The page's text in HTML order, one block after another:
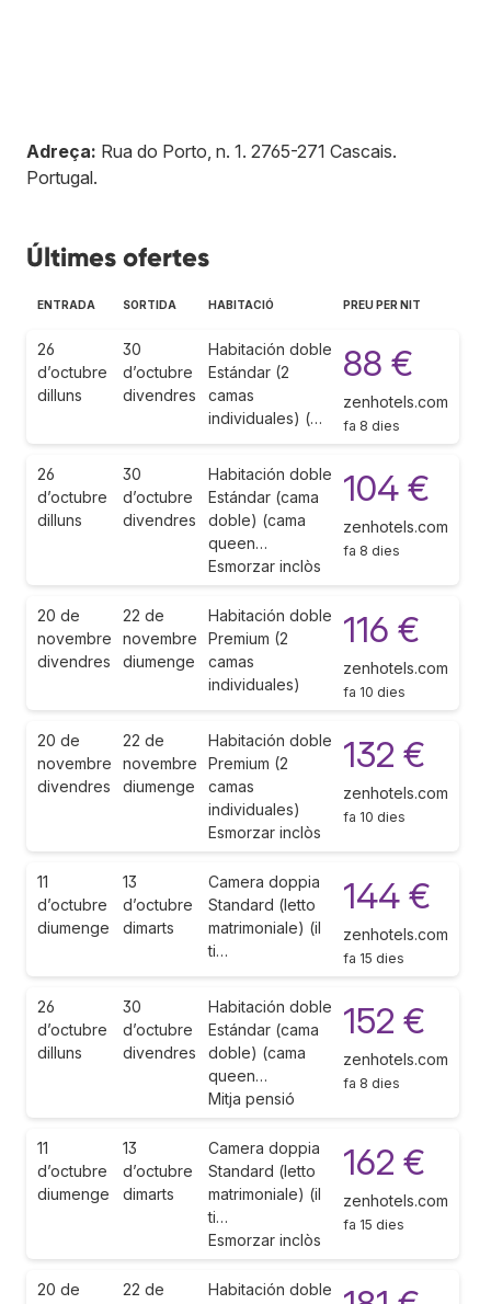
Adreça: Rua do Porto, n. 1. 2765-271 Cascais.
Portugal.
Últimes ofertes
ENTRADA SORTIDA HABITACIÓ PREU PER NIT
26
d’octubre
dilluns
30
d’octubre
divendres
Habitación doble
Estándar (2
camas
individuales) (…
88 €
zenhotels.com
fa 8 dies
26
d’octubre
dilluns
30
d’octubre
divendres
Habitación doble
Estándar (cama
doble) (cama
queen…
Esmorzar inclòs
104 €
zenhotels.com
fa 8 dies
20 de
novembre
divendres
22 de
novembre
diumenge
Habitación doble
Premium (2
camas
individuales)
116 €
zenhotels.com
fa 10 dies
20 de
novembre
divendres
22 de
novembre
diumenge
Habitación doble
Premium (2
camas
individuales)
Esmorzar inclòs
132 €
zenhotels.com
fa 10 dies
11
d’octubre
diumenge
13
d’octubre
dimarts
Camera doppia
Standard (letto
matrimoniale) (il
ti…
144 €
zenhotels.com
fa 15 dies
26
d’octubre
dilluns
30
d’octubre
divendres
Habitación doble
Estándar (cama
doble) (cama
queen…
Mitja pensió
152 €
zenhotels.com
fa 8 dies
11
d’octubre
diumenge
13
d’octubre
dimarts
Camera doppia
Standard (letto
matrimoniale) (il
ti…
Esmorzar inclòs
162 €
zenhotels.com
fa 15 dies
20 de
22 de
Habitación doble